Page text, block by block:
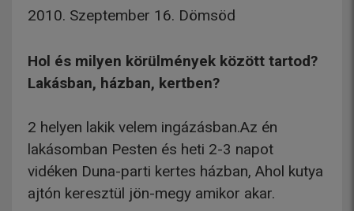
2010. Szeptember 16. Dömsöd
Hol és milyen körülmények között tartod?
Lakásban, házban, kertben?
2 helyen lakik velem ingázásban.Az én
lakásomban Pesten és heti 2-3 napot
vidéken Duna-parti kertes házban, Ahol kutya
ajtón keresztül jön-megy amikor akar.